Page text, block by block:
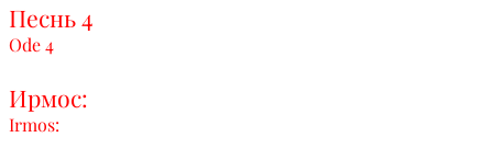
Песнь 4
Ode 4
Ирмос:
Irmos: